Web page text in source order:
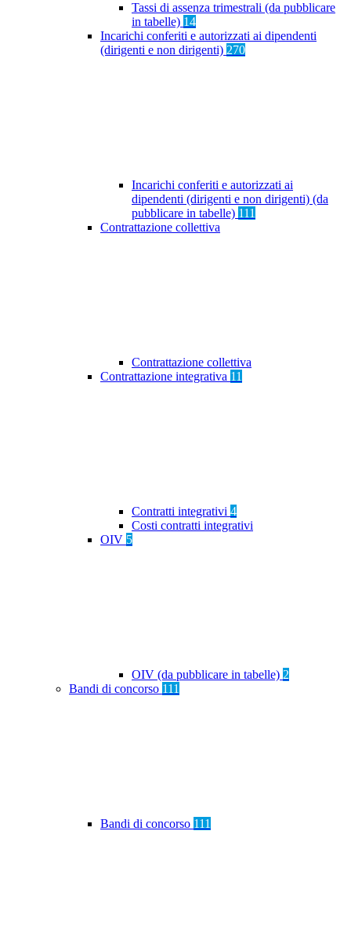
Tassi di assenza trimestrali (da pubblicare
in tabelle) 14
Incarichi conferiti e autorizzati ai dipendenti
(dirigenti e non dirigenti) 270
Incarichi conferiti e autorizzati ai
dipendenti (dirigenti e non dirigenti) (da
pubblicare in tabelle) 111
Contrattazione collettiva
Contrattazione collettiva
Contrattazione integrativa 11
Contratti integrativi 4
Costi contratti integrativi
OIV 5
OIV (da pubblicare in tabelle) 2
Bandi di concorso 111
Bandi di concorso 111